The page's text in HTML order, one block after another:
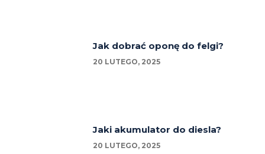
Jak dobrać oponę do felgi?
20 LUTEGO, 2025
Jaki akumulator do diesla?
20 LUTEGO, 2025